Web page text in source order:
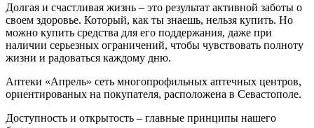
Долгая и счастливая жизнь – это результат активной заботы о
своем здоровье. Который, как ты знаешь, нельзя купить. Но
можно купить средства для его поддержания, даже при
наличии серьезных ограничений, чтобы чувствовать полноту
жизни и радоваться каждому дню.
Аптеки «Апрель» сеть многопрофильных аптечных центров,
ориентированых на покупателя, расположена в Севастополе.
Доступность и открытость – главные принципы нашего